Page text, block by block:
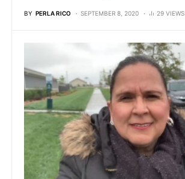
BY PERLA RICO SEPTEMBER 8, 2020 29 VIEWS